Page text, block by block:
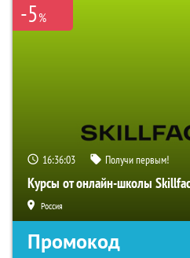
-5%
16:36:02 Получи первым!
Курсы от онлайн-школы
Россия
Промокод